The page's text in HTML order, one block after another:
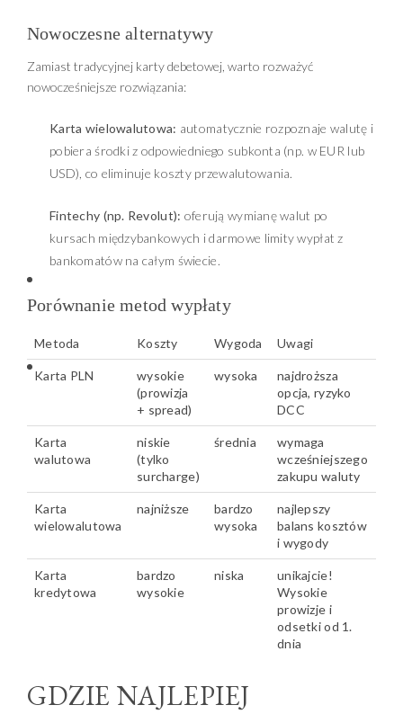
Nowoczesne alternatywy
Zamiast tradycyjnej karty debetowej, warto rozważyć
nowocześniejsze rozwiązania:
Karta wielowalutowa: automatycznie rozpoznaje walutę i
pobiera środki z odpowiedniego subkonta (np. w EUR lub
USD), co eliminuje koszty przewalutowania.
Fintechy (np. Revolut): oferują wymianę walut po
kursach międzybankowych i darmowe limity wypłat z
bankomatów na całym świecie.
Porównanie metod wypłaty
Metoda Koszty Wygoda Uwagi
Karta PLN
wysokie
(prowizja
+ spread)
wysoka
najdroższa
opcja, ryzyko
DCC
Karta
walutowa
niskie
(tylko
surcharge)
średnia
wymaga
wcześniejszego
zakupu waluty
Karta
wielowalutowa
najniższe
bardzo
wysoka
najlepszy
balans kosztów
i wygody
Karta
kredytowa
bardzo
wysokie
niska
unikajcie!
Wysokie
prowizje i
odsetki od 1.
dnia
GDZIE NAJLEPIEJ